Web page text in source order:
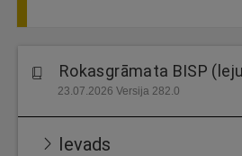
Rokasgrāmata BISP
23.07.2026 Versija 282.0
Ievads